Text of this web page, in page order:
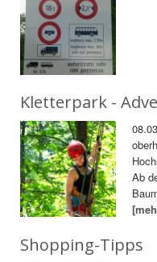
Kletterpark -
Ab
Shopping-Tipps